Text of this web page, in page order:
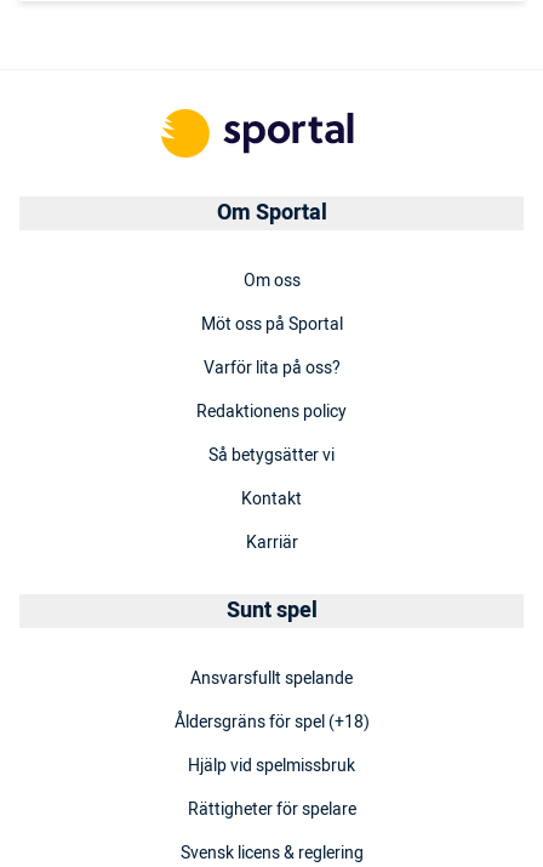
Om Sportal
Om oss
Möt oss på Sportal
Varför lita på oss?
Redaktionens policy
Så betygsätter vi
Kontakt
Karriär
Sunt spel
Ansvarsfullt spelande
Åldersgräns för spel (+18)
Hjälp vid spelmissbruk
Rättigheter för spelare
Svensk licens & reglering